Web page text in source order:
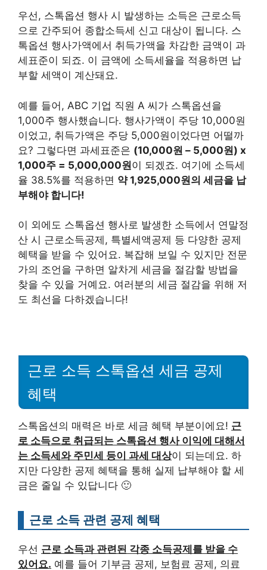
우선, 스톡옵션 행사 시 발생하는 소득은 근로소득
으로 간주되어 종합소득세 신고 대상이 됩니다. 스
톡옵션 행사가액에서 취득가액을 차감한 금액이 과
세표준이 되죠. 이 금액에 소득세율을 적용하면 납
부할 세액이 계산돼요.
예를 들어, ABC 기업 직원 A 씨가 스톡옵션을
1,000주 행사했습니다. 행사가액이 주당 10,000원
이었고, 취득가액은 주당 5,000원이었다면 어떨까
요? 그렇다면 과세표준은 (10,000원 – 5,000원) x
1,000주 = 5,000,000원이 되겠죠. 여기에 소득세
율 38.5%를 적용하면 약 1,925,000원의 세금을 납
부해야 합니다!
이 외에도 스톡옵션 행사로 발생한 소득에서 연말정
산 시 근로소득공제, 특별세액공제 등 다양한 공제
혜택을 받을 수 있어요. 복잡해 보일 수 있지만 전문
가의 조언을 구하면 알차게 세금을 절감할 방법을
찾을 수 있을 거예요. 여러분의 세금 절감을 위해 저
도 최선을 다하겠습니다!
근로 소득 스톡옵션 세금 공제
혜택
스톡옵션의 매력은 바로 세금 혜택 부분이에요! 근
로 소득으로 취급되는 스톡옵션 행사 이익에 대해서
는 소득세와 주민세 등이 과세 대상이 되는데요. 하
지만 다양한 공제 혜택을 통해 실제 납부해야 할 세
금은 줄일 수 있답니다 🙂
근로 소득 관련 공제 혜택
우선 근로 소득과 관련된 각종 소득공제를 받을 수
있어요. 예를 들어 기부금 공제, 보험료 공제, 의료